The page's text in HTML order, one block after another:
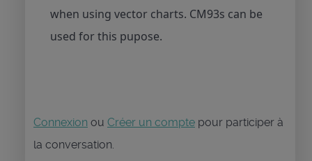
when using vector charts. CM93s can be
used for this pupose.
Connexion ou Créer un compte pour participer à
la conversation.